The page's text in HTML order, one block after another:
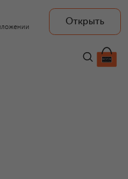
Открыть
10 500 ₽